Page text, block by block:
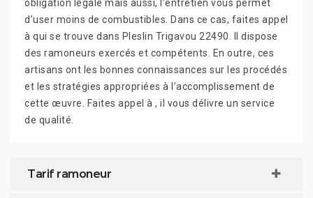
obligation légale mais aussi, l’entretien vous permet
d’user moins de combustibles. Dans ce cas, faites appel
à qui se trouve dans Pleslin Trigavou 22490. Il dispose
des ramoneurs exercés et compétents. En outre, ces
artisans ont les bonnes connaissances sur les procédés
et les stratégies appropriées à l’accomplissement de
cette œuvre. Faites appel à , il vous délivre un service
de qualité.
Tarif ramoneur